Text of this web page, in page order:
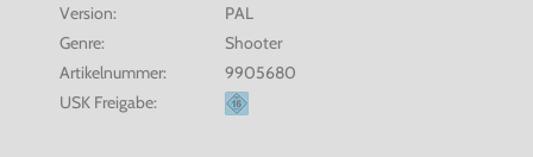
Version:
PAL
Genre:
Shooter
Artikelnummer:
9905680
USK Freigabe: